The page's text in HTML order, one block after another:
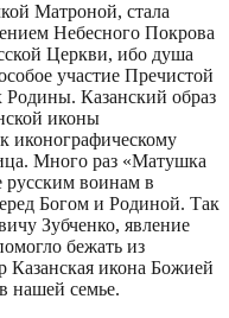
Матроной, стала
Небесного Покрова
Церкви, ибо душа
участие Пречистой
Казанский образ
иконы
иконографическому
Много раз «Матушка
русским воинам в
Богом и Родиной. Так
Зубченко, явление
бежать из
Казанская икона Божией
нашей семье.